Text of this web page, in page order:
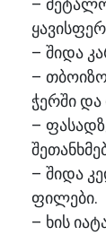
– შიდა
–
ჭერში და
–
– შიდა
ფილები.
– ხის